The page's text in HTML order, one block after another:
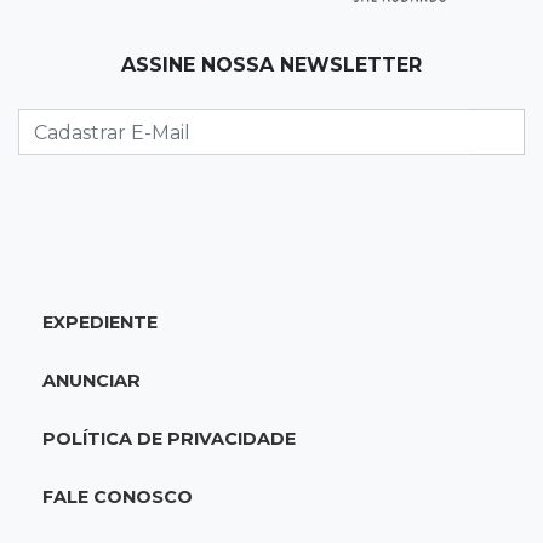
Inter perde para o Corinthians mas avança às
quartas da Copa do Brasil
Foragido por roubo morre baleado em
ASSINE NOSSA NEWSLETTER
EXPEDIENTE
ANUNCIAR
POLÍTICA DE PRIVACIDADE
FALE CONOSCO